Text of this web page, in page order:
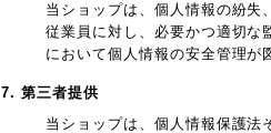
当ショップは、個人情報の紛失
従業員に対し、必要かつ適切な
において個人情報の安全管理が
7. 第三者提供
当ショップは、個人情報保護法